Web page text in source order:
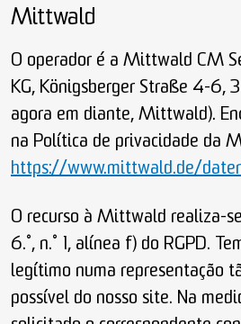
Mittwald
O operador é a Mittwald CM
KG, Königsberger Straße 4-6,
agora em diante, Mittwald).
na Política de privacidade da
https://www.mittwald.de/
O recurso à Mittwald realiza-
6.º, n.º 1, alínea f) do RGPD.
legítimo numa representação
possível do nosso site. Na